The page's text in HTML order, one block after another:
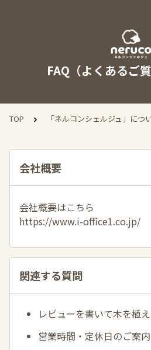
FAQ（よくあるご
TOP 「ネルコンシェルジュ」につ
会社概要
会社概要はこちら
https://www.i-office1.co.jp/
関連する質問
レビューを書いて木を植
営業時間・定休日のご案内